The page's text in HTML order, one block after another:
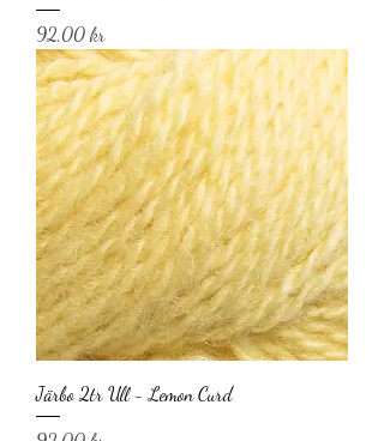
Pris
92,00 kr
Järbo 2tr Ull - Lemon Curd